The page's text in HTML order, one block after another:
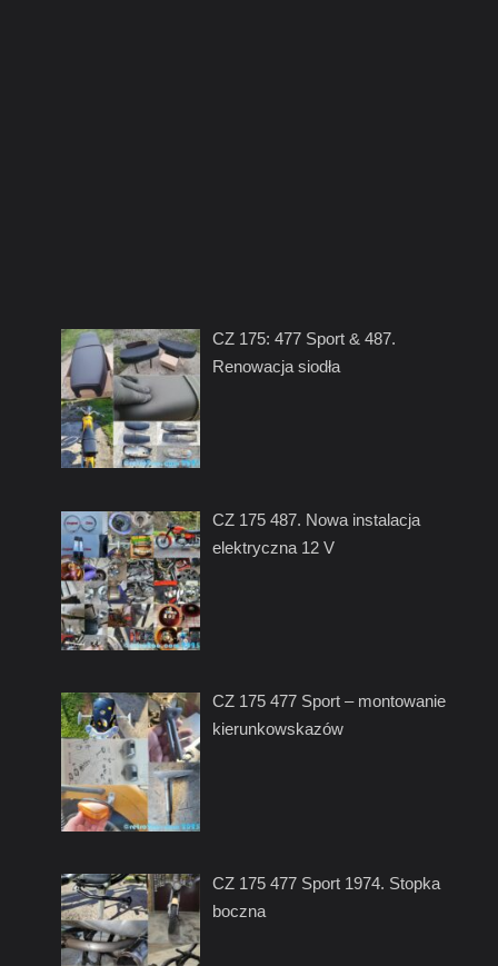
CZ 175: 477 Sport & 487.
Renowacja siodła
CZ 175 487. Nowa instalacja
elektryczna 12 V
CZ 175 477 Sport – montowanie
kierunkowskazów
CZ 175 477 Sport 1974. Stopka
boczna